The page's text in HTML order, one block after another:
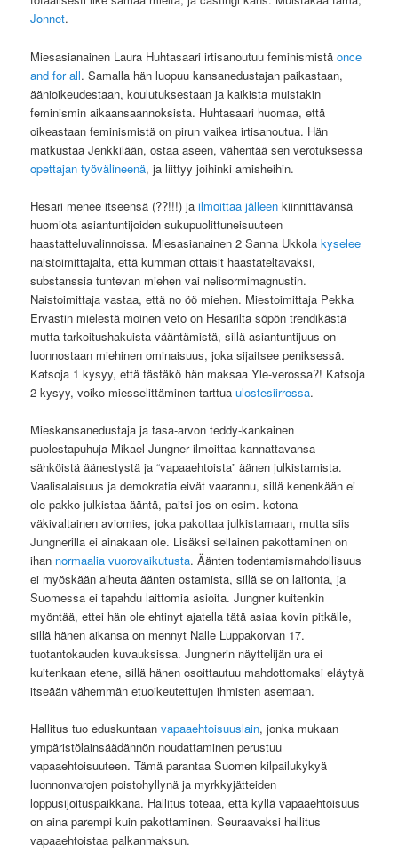
Jonnet.
Miesasianainen Laura Huhtasaari irtisanoutuu feminismistäonce
and for all. Samalla hän luopuu kansanedustajan paikastaan,
äänioikeudestaan, koulutuksestaan ja kaikista muistakin
feminismin aikaansaannoksista. Huhtasaari huomaa, että
oikeastaan feminismistä on pirun vaikea irtisanoutua. Hän
matkustaa Jenkkilään, ostaa aseen, vähentää sen verotuksessa
opettajan työvälineenä, ja liittyy joihinki amisheihin.
Hesari menee itseensä (??!!!) jailmoittaa jälleen kiinnittävänsä
huomiota asiantuntijoiden sukupuolittuneisuuteen
haastatteluvalinnoissa. Miesasianainen 2 Sanna Ukkolakyselee
naistoimittajalta, että kumman ottaisit haastateltavaksi,
substanssia tuntevan miehen vai nelisormimagnustin.
Naistoimittaja vastaa, että no öö miehen. Miestoimittaja Pekka
Ervastin mielestä moinen veto on Hesarilta söpön trendikästä
mutta tarkoitushakuista vääntämistä, sillä asiantuntijuus on
luonnostaan miehinen ominaisuus, joka sijaitsee peniksessä.
Katsoja 1 kysyy, että tästäkö hän maksaa Yle-verossa?! Katsoja
2 kysyy, voiko miesselittäminen tarttuaulostesiirrossa.
Mieskansanedustaja ja tasa-arvon teddy-kankainen
puolestapuhuja Mikael Jungner ilmoittaa kannattavansa
sähköistä äänestystä ja “vapaaehtoista” äänen julkistamista.
Vaalisalaisuus ja demokratia eivät vaarannu, sillä kenenkään ei
ole pakko julkistaa ääntä, paitsi jos on esim. kotona
väkivaltainen aviomies, joka pakottaa julkistamaan, mutta siis
Jungnerilla ei ainakaan ole. Lisäksi sellainen pakottaminen on
ihan normaalia vuorovaikutusta. Äänten todentamismahdollisuus
ei myöskään aiheuta äänten ostamista, sillä se on laitonta, ja
Suomessa ei tapahdu laittomia asioita. Jungner kuitenkin
myöntää, ettei hän ole ehtinyt ajatella tätä asiaa kovin pitkälle,
sillä hänen aikansa on mennyt Nalle Luppakorvan 17.
tuotantokauden kuvauksissa. Jungnerin näyttelijän ura ei
kuitenkaan etene, sillä hänen osoittautuu mahdottomaksi eläytyä
itseään vähemmän etuoikeutettujen ihmisten asemaan.
Hallitus tuo eduskuntaanvapaaehtoisuuslain, jonka mukaan
ympäristölainsäädännön noudattaminen perustuu
vapaaehtoisuuteen. Tämä parantaa Suomen kilpailukykyä
luonnonvarojen poistohyllynä ja myrkkyjätteiden
loppusijoituspaikkana. Hallitus toteaa, että kyllä vapaaehtoisuus
on aina parempi kuin pakottaminen. Seuraavaksi hallitus
vapaaehtoistaa palkanmaksun.